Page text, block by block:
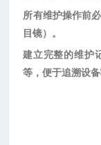
所有维护操作前
目镜）。
建立完整的维护
等，便于追溯设备